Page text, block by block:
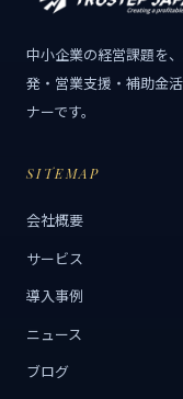
中小企業の経営課題を
発・営業支援・補助金
ナーです。
SITEMAP
会社概要
サービス
導入事例
ニュース
ブログ